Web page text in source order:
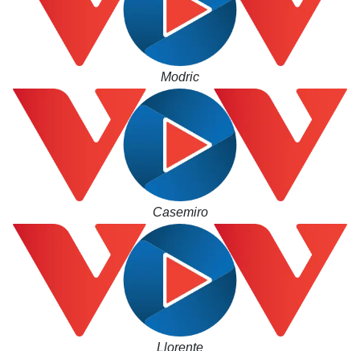
Kinh tế
Bất động sản
Khởi nghiệp
Thị trường
Giá vàng
Tiêu dùng
Tỷ giá
Chứng khoán
Giá cà phê
Modric
Casemiro
Llorente